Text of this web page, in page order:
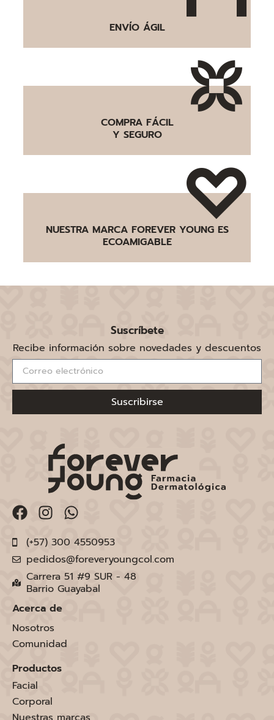
ENVÍO ÁGIL
COMPRA FÁCIL
Y SEGURO
NUESTRA MARCA FOREVER YOUNG ES
ECOAMIGABLE
Suscríbete
Recibe información sobre novedades y descuentos
Suscribirse
(+57) 300 4550953
pedidos@foreveryoungcol.com
Carrera 51 #9 SUR - 48
Barrio Guayabal
Acerca de
Nosotros
Comunidad
Productos
Facial
Corporal